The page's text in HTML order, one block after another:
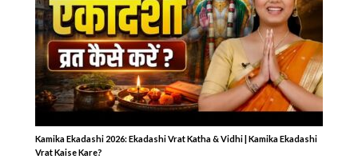
Kamika Ekadashi 2026: Ekadashi Vrat Katha & Vidhi | Kamika Ekadashi
Vrat Kaise Kare?